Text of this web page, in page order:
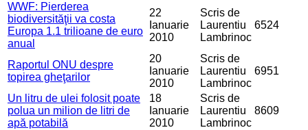
WWF: Pierderea
biodiversităţii va costa
Europa 1.1 trilioane de euro
anual
22
Ianuarie
2010
Scris de
Laurentiu
Lambrinoc
6524
Raportul ONU despre
topirea gheţarilor
20
Ianuarie
2010
Scris de
Laurentiu
Lambrinoc
6951
Un litru de ulei folosit poate
polua un milion de litri de
apă potabilă
18
Ianuarie
2010
Scris de
Laurentiu
Lambrinoc
8609